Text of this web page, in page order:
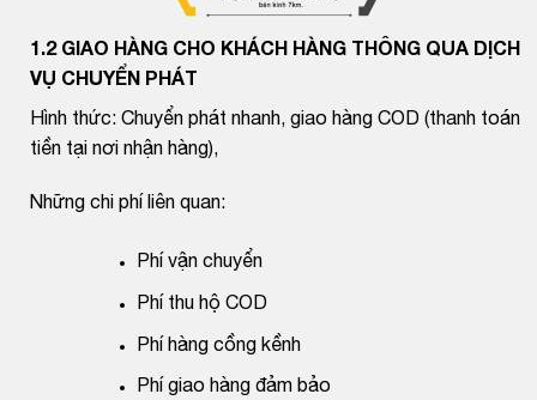
1.2 GIAO HÀNG CHO KHÁCH HÀNG THÔNG QUA DỊCH
VỤ CHUYỂN PHÁT
Hình thức: Chuyển phát nhanh, giao hàng COD (thanh toán
tiền tại nơi nhận hàng),
Những chi phí liên quan:
Phí vận chuyển
Phí thu hộ COD
Phí hàng cồng kềnh
Phí giao hàng đảm bảo